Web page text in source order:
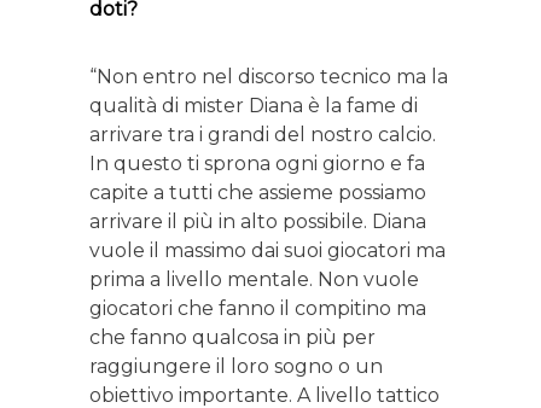
doti?
“Non entro nel discorso tecnico ma la
qualità di mister Diana è la fame di
arrivare tra i grandi del nostro calcio.
In questo ti sprona ogni giorno e fa
capite a tutti che assieme possiamo
arrivare il più in alto possibile. Diana
vuole il massimo dai suoi giocatori ma
prima a livello mentale. Non vuole
giocatori che fanno il compitino ma
che fanno qualcosa in più per
raggiungere il loro sogno o un
obiettivo importante. A livello tattico